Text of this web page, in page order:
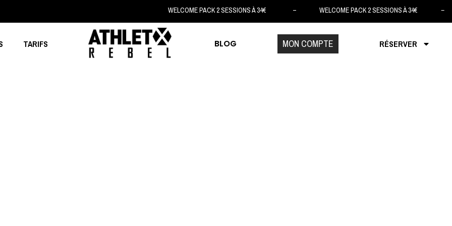
WELCOME PACK 2 SESSIONS À 34€ – WELCOME PACK 2 SESSIONS À 34€ –
TARIFS BLOG MON COMPTE RÉSERVER